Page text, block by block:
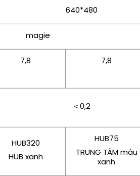
640*480
magie
7,8 7,8
＜0,2
HUB320
HUB xanh
HUB75
TRUNG TÂM màu
xanh